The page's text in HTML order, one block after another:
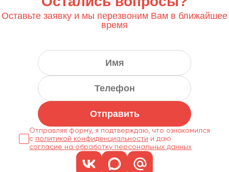
Оставьте заявку и мы перезвоним Вам в ближайшее
время
Отправить
Отправляя форму, я подтверждаю, что ознакомился
с политикой конфиденциальности
согласие на обработку персональных данных